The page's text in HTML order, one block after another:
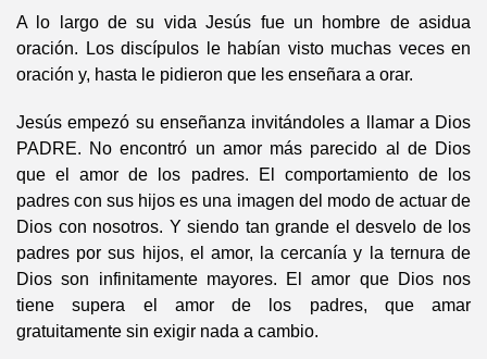
A lo largo de su vida Jesús fue un hombre de asidua
oración. Los discípulos le habían visto muchas veces en
oración y, hasta le pidieron que les enseñara a orar.
Jesús empezó su enseñanza invitándoles a llamar a Dios
PADRE. No encontró un amor más parecido al de Dios
que el amor de los padres. El comportamiento de los
padres con sus hijos es una imagen del modo de actuar de
Dios con nosotros. Y siendo tan grande el desvelo de los
padres por sus hijos, el amor, la cercanía y la ternura de
Dios son infinitamente mayores. El amor que Dios nos
tiene supera el amor de los padres, que amar
gratuitamente sin exigir nada a cambio.